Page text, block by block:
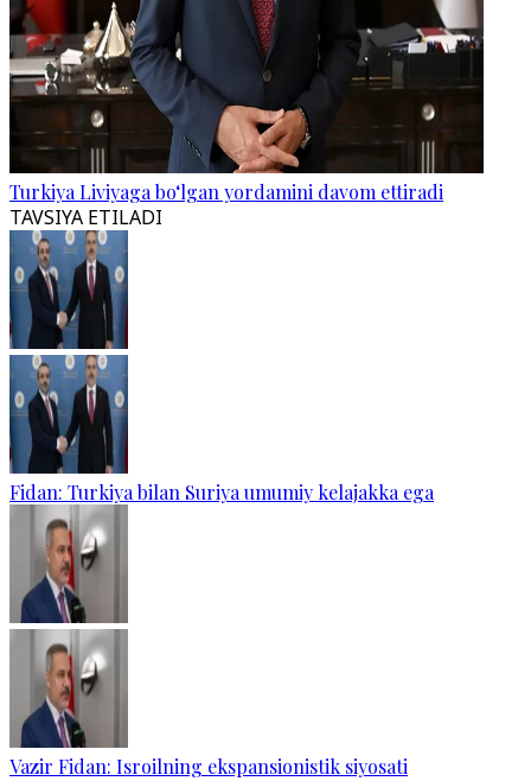
Turkiya Liviyaga bo‘lgan yordamini davom ettiradi
TAVSIYA ETILADI
Fidan: Turkiya bilan Suriya umumiy kelajakka ega
Vazir Fidan: Isroilning ekspansionistik siyosati